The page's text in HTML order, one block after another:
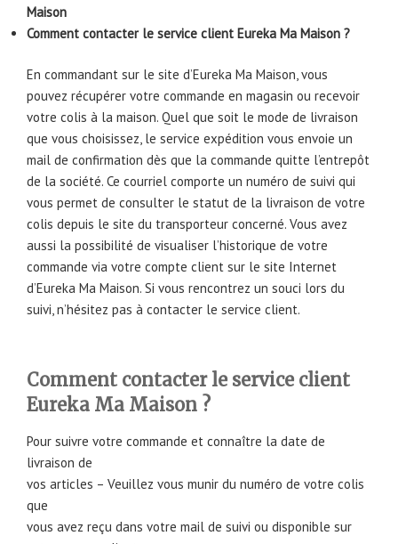
Maison
Comment contacter le service client Eureka Ma Maison ?
En commandant sur le site d’Eureka Ma Maison, vous
pouvez récupérer votre commande en magasin ou recevoir
votre colis à la maison. Quel que soit le mode de livraison
que vous choisissez, le service expédition vous envoie un
mail de confirmation dès que la commande quitte l’entrepôt
de la société. Ce courriel comporte un numéro de suivi qui
vous permet de consulter le statut de la livraison de votre
colis depuis le site du transporteur concerné. Vous avez
aussi la possibilité de visualiser l’historique de votre
commande via votre compte client sur le site Internet
d’Eureka Ma Maison. Si vous rencontrez un souci lors du
suivi, n’hésitez pas à contacter le service client.
Comment contacter le service client
Eureka Ma Maison ?
Pour suivre votre commande et connaître la date de
livraison de
vos articles – Veuillez vous munir du numéro de votre colis
que
vous avez reçu dans votre mail de suivi ou disponible sur